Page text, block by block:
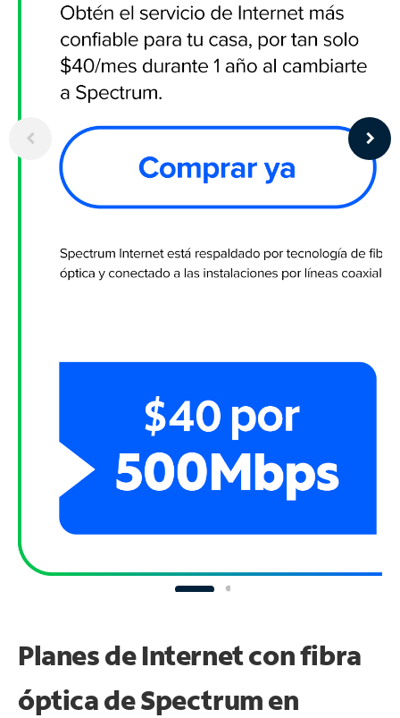
Planes de Internet con fibra
óptica de Spectrum en